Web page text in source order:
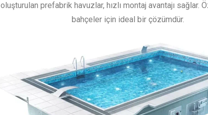
oluşturulan prefabrik havuzlar, hızlı montaj avantajı sağlar.
bahçeler için ideal bir çözümdür.